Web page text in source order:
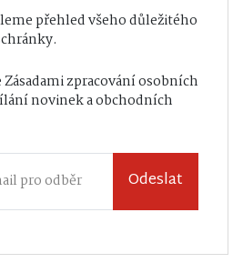
přehled všeho důležitého
Zásadami zpracování osobních
novinek a obchodních
Odeslat